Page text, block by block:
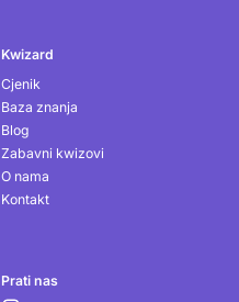
Kwizard
Cjenik
Baza znanja
Blog
Zabavni kwizovi
O nama
Kontakt
Prati nas